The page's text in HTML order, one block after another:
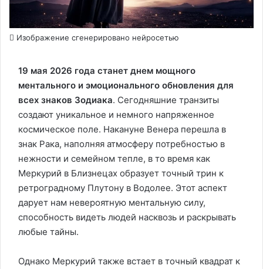
Изображение сгенерировано нейросетью
19 мая 2026 года станет днем мощного
ментального и эмоционального обновления для
всех знаков Зодиака. Сегодняшние транзиты
создают уникальное и немного напряженное
космическое поле. Накануне Венера перешла в
знак Рака, наполняя атмосферу потребностью в
нежности и семейном тепле, в то время как
Меркурий в Близнецах образует точный трин к
ретроградному Плутону в Водолее. Этот аспект
дарует нам невероятную ментальную силу,
способность видеть людей насквозь и раскрывать
любые тайны.
Однако Меркурий также встает в точный квадрат к